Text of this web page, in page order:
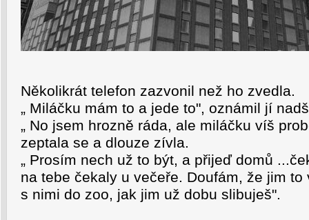
Několikrát telefon zazvonil než ho zvedla.
„ Miláčku mám to a jede to", oznámil jí
„ No jsem hrozně ráda, ale miláčku víš
zeptala se a dlouze zívla.
„ Prosím nech už to být, a přijeď domů
na tebe čekaly u večeře. Doufám, že jim
s nimi do zoo, jak jim už dobu slibuješ".